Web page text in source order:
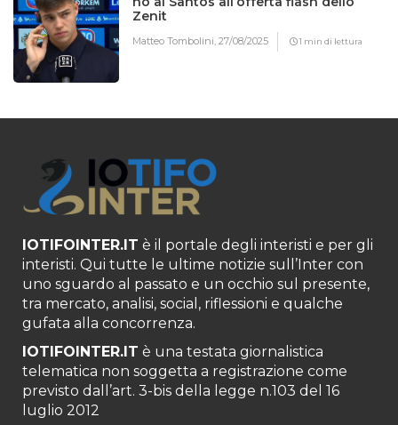
Zenit
Matteo Tombolini,27/08/2025 1 min di lettura
IOTIFOINTER.IT è il portale degli interisti e per gli
interisti. Qui tutte le ultime notizie sull’Inter con
uno sguardo al passato e un occhio sul presente,
tra mercato, analisi, social, riflessioni e qualche
gufata alla concorrenza.
IOTIFOINTER.IT è una testata giornalistica
telematica non soggetta a registrazione come
previsto dall’art. 3-bis della legge n.103 del 16
luglio 2012